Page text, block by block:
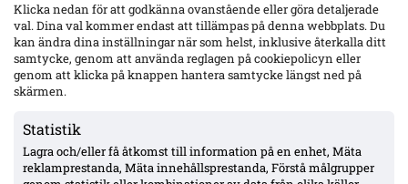
Klicka nedan för att godkänna ovanstående eller göra detaljerade
val. Dina val kommer endast att tillämpas på denna webbplats. Du
kan ändra dina inställningar när som helst, inklusive återkalla ditt
samtycke, genom att använda reglagen på cookiepolicyn eller
genom att klicka på knappen hantera samtycke längst ned på
skärmen.
Statistik
Lagra och/eller få åtkomst till information på en enhet, Mäta
reklamprestanda, Mäta innehållsprestanda, Förstå målgrupper
kontrakt till 2027
Gent-tränaren fördömer Vergaras firande framför Blåvitt-
Hammarby och Malmö FF jagar Lasse Nordås – även Raków
Częstochowa påstås visa intresse